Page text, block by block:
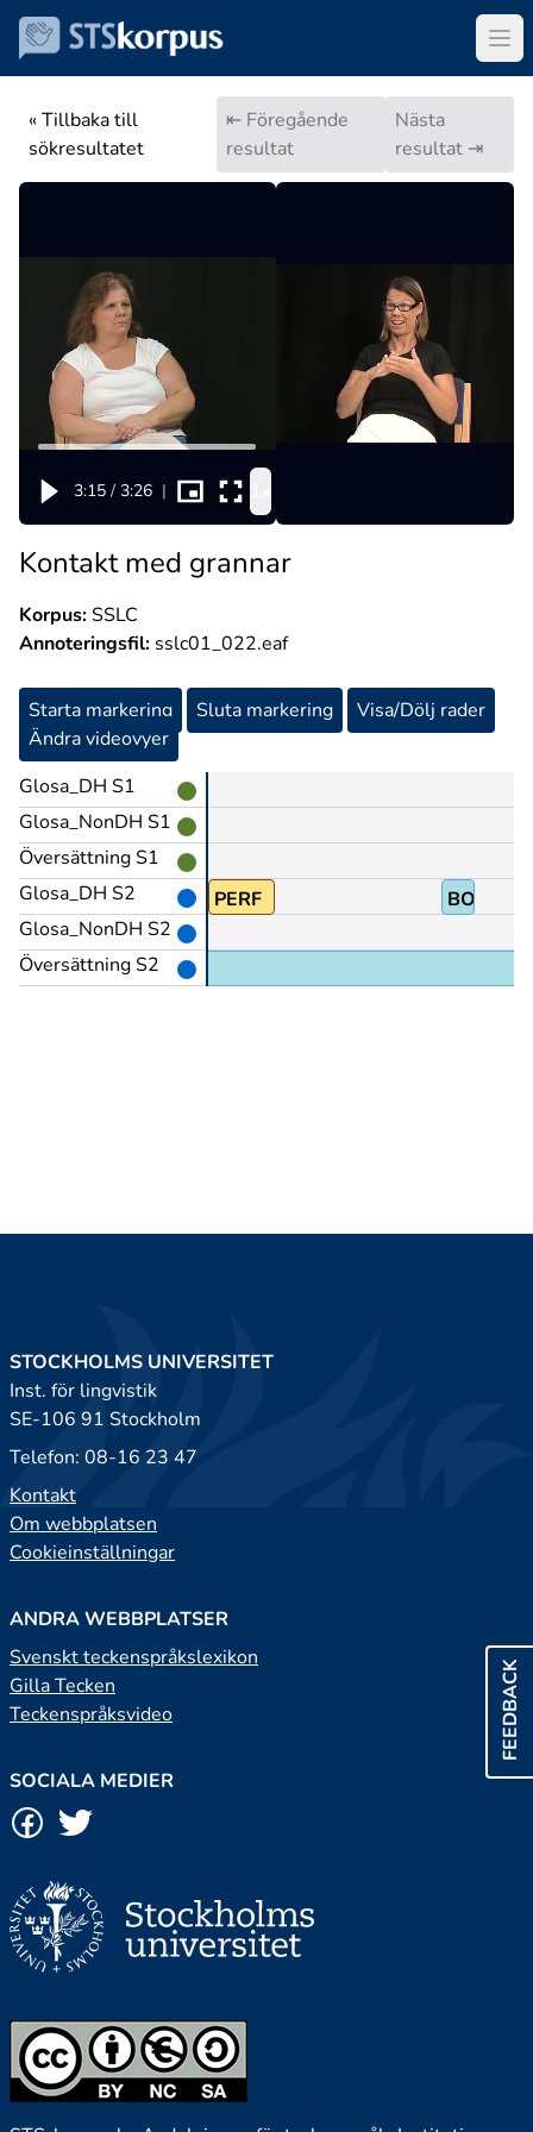
« Tillbaka till
sökresultatet
⇤ Föregående
resultat
Nästa
resultat ⇥
3:15 / 3:26 |
Kontakt med grannar
Korpus:SSLC
Annoteringsfil: sslc01_022.eaf
Starta markering Sluta markering
Visa/Dölj rader
Ändra videovyer
Glosa_DH S1
Glosa_NonDH S1
Översättning S1
Glosa_DH S2
Glosa_NonDH S2
Översättning S2
ALDRIG PERF BO
FEEDBACK
STOCKHOLMS UNIVERSITET
Inst. för lingvistik
SE-106 91 Stockholm
Telefon: 08-16 23 47
Kontakt
Om webbplatsen
Cookieinställningar
ANDRA WEBBPLATSER
Svenskt teckenspråkslexikon
Gilla Tecken
Teckenspråksvideo
SOCIALA MEDIER